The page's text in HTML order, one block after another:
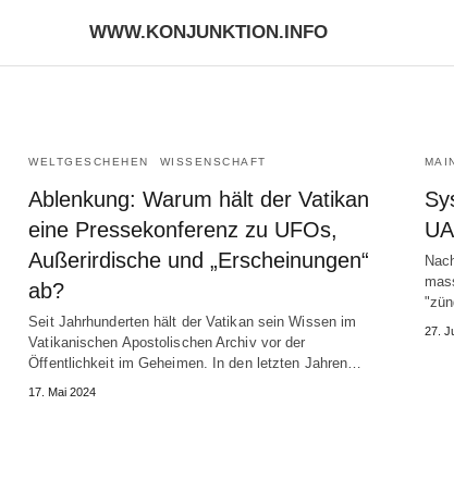
WWW.KONJUNKTION.INFO
WELTGESCHEHEN WISSENSCHAFT
Ablenkung: Warum hält der Vatikan
eine Pressekonferenz zu UFOs,
Außerirdische und „Erscheinungen“
ab?
Seit Jahrhunderten hält der Vatikan sein Wissen im
Vatikanischen Apostolischen Archiv vor der
Öffentlichkeit im Geheimen. In den letzten Jahren…
17. Mai 2024
27.